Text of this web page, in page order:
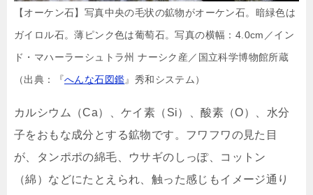
【オーケン石】写真中央の毛状の鉱物がオーケン石。暗緑色は
ガイロル石。薄ピンク色は葡萄石。写真の横幅：4.0cm／イン
ド・マハーラーシュトラ州 ナーシク産／国立科学博物館所蔵
（出典：『へんな石図鑑』秀和システム）
カルシウム（Ca）、ケイ素（Si）、酸素（O）、水分
子をおもな成分とする鉱物です。フワフワの見た目
が、タンポポの綿毛、ウサギのしっぽ、コットン
（綿）などにたとえられ、触った感じもイメージ通り